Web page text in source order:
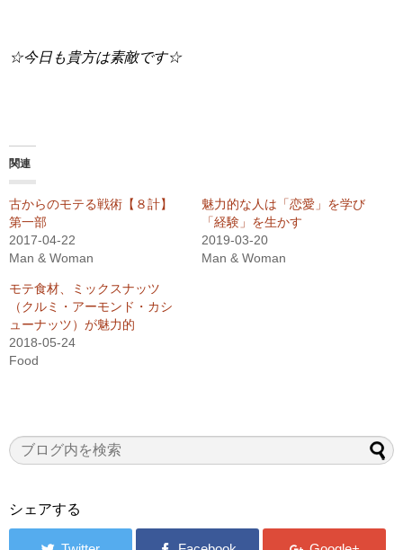
☆今日も貴方は素敵です☆
関連
古からのモテる戦術【８計】
第一部
2017-04-22
Man & Woman
魅力的な人は「恋愛」を学び
「経験」を生かす
2019-03-20
Man & Woman
モテ食材、ミックスナッツ
（クルミ・アーモンド・カシ
ューナッツ）が魅力的
2018-05-24
Food
シェアする